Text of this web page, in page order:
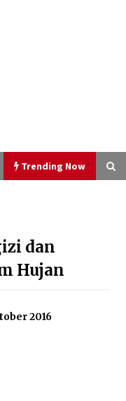
Trending Now
Bongkar
Sewa Pesawat
Pura Kargo
Link and
dan
Hujan
2016